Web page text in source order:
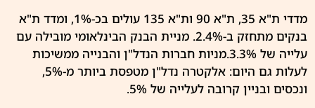
מדדי ת"א 35, ת"א 90 ות"א 135 עולים בכ-1%, ומדד ת"א
בנקים מתחזק ב-2.4%. מניית הבנק הבינלאומי מובילה עם
עלייה של 3.3%.מניות חברות הנדל"ן והבנייה ממשיכות
לעלות גם היום: אלקטרה נדל"ן מטפסת ביותר מ-5%,
ונכסים ובניין קרובה לעלייה של 5%.